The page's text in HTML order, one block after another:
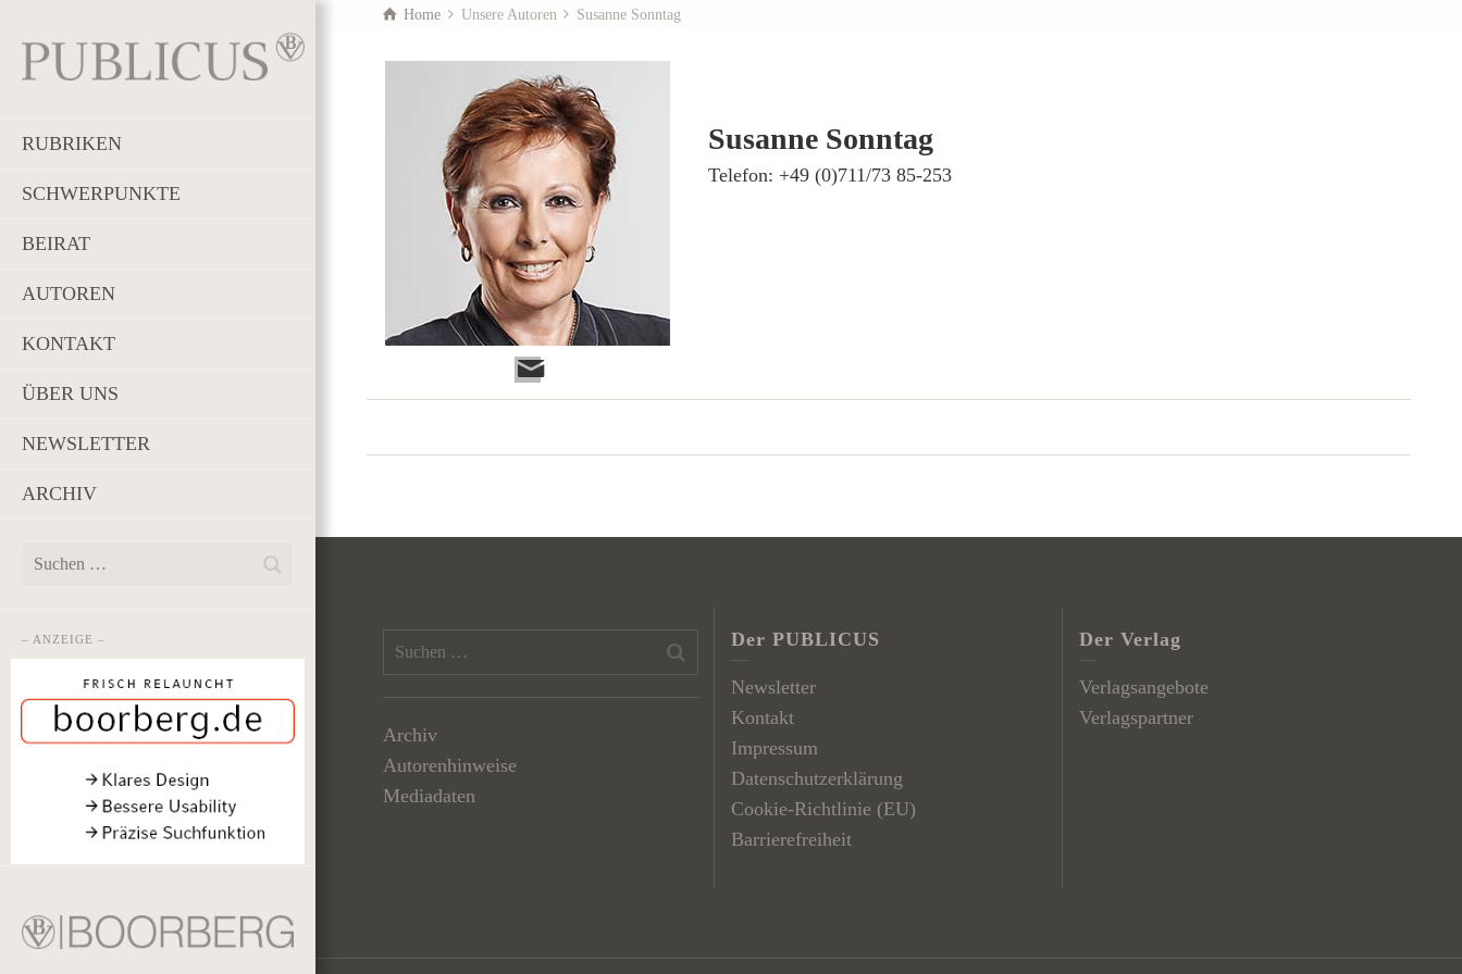
RUBRIKEN
SCHWERPUNKTE
BEIRAT
AUTOREN
KONTAKT
ÜBER UNS
NEWSLETTER
ARCHIV
– ANZEIGE –
Home Unsere Autoren Susanne Sonntag
Susanne Sonntag
Telefon: +49 (0)711/73 85-253
Archiv
Autorenhinweise
Mediadaten
Der PUBLICUS
Newsletter
Kontakt
Impressum
Datenschutzerklärung
Cookie-Richtlinie (EU)
Barrierefreiheit
Der Verlag
Verlagsangebote
Verlagspartner